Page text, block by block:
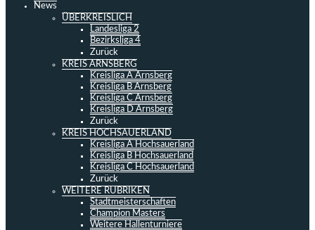
News
ÜBERKREISLICH
Landesliga 2
Bezirksliga 4
Zurück
KREIS ARNSBERG
Kreisliga A Arnsberg
Kreisliga B Arnsberg
Kreisliga C Arnsberg
Kreisliga D Arnsberg
Zurück
KREIS HOCHSAUERLAND
Kreisliga A Hochsauerland
Kreisliga B Hochsauerland
Kreisliga C Hochsauerland
Zurück
WEITERE RUBRIKEN
Stadtmeisterschaften
Champion Masters
Weitere Hallenturniere